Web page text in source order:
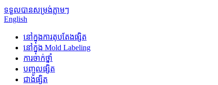
ទទួលបានសម្រង់ភ្លាមៗ
English
នៅក្នុងការតុបតែងផ្សិត
នៅក្នុង Mold Labeling
ការចាក់ថ្នាំ
បញ្ចូលផ្សិត
ជាងផ្សិត